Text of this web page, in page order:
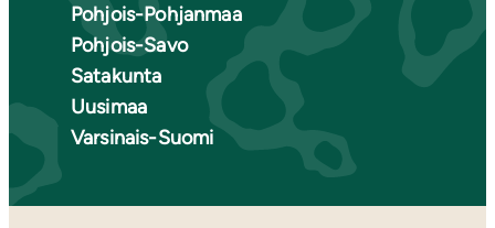
Pohjois-Pohjanmaa
Pohjois-Savo
Satakunta
Uusimaa
Varsinais-Suomi